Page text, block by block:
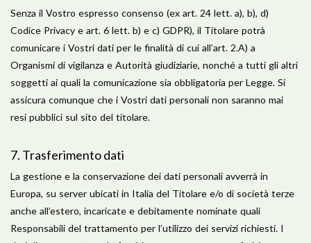
Senza il Vostro espresso consenso (ex art. 24 lett. a), b), d)
Codice Privacy e art. 6 lett. b) e c) GDPR), il Titolare potrà
comunicare i Vostri dati per le finalità di cui all’art. 2.A) a
Organismi di vigilanza e Autorità giudiziarie, nonché a tutti gli altri
soggetti ai quali la comunicazione sia obbligatoria per Legge. Si
assicura comunque che i Vostri dati personali non saranno mai
resi pubblici sul sito del titolare.
​7. Trasferimento dati
La gestione e la conservazione dei dati personali avverrà in
Europa, su server ubicati in Italia del Titolare e/o di società terze
anche all’estero, incaricate e debitamente nominate quali
Responsabili del trattamento per l’utilizzo dei servizi richiesti. I